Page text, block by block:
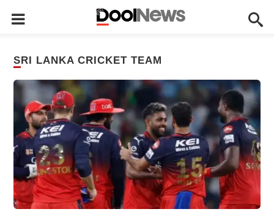
SRI LANKA CRICKET TEAM